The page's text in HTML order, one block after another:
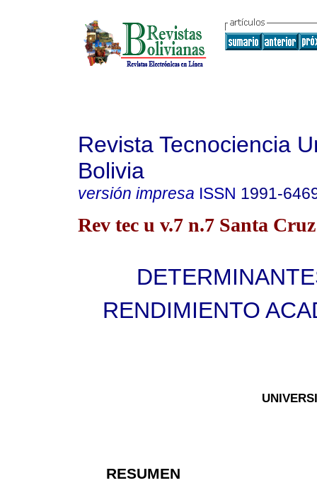
Revista Tecnociencia
Bolivia
versión impresa ISSN 1991-
Rev tec u v.7 n.7 Santa
RENDIMIENTO
RESUMEN